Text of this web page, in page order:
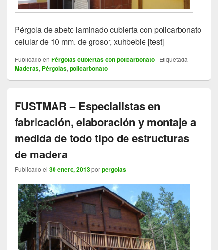
Pérgola de abeto laminado cubierta con policarbonato
celular de 10 mm. de grosor, xuhbebie [test]
Publicado en Pérgolas cubiertas con policarbonato | Etiquetada
Maderas, Pérgolas, policarbonato
FUSTMAR – Especialistas en
fabricación, elaboración y montaje a
medida de todo tipo de estructuras
de madera
Publicado el 30 enero, 2013porpergolas